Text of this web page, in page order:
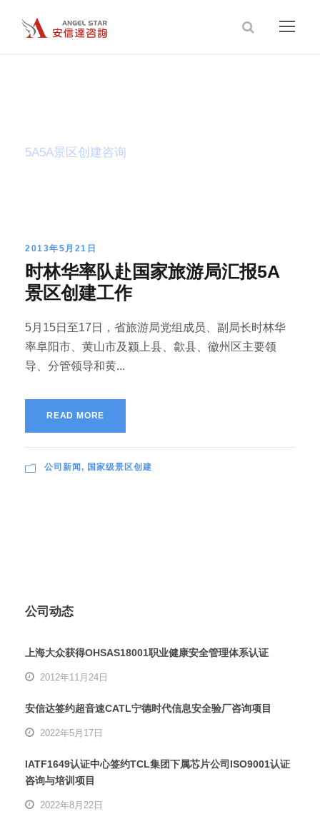
5A5A景区创建咨询
2013年5月21日
时林华率队赴国家旅游局汇报5A
景区创建工作
5月15日至17日，省旅游局党组成员、副局长时林华
率阜阳市、黄山市及颍上县、歙县、徽州区主要领
导、分管领导和黄...
READ MORE
公司新闻 , 国家级景区创建
公司动态
上海大众获得OHSAS18001职业健康安全管理体系认证
2012年11月24日
安信达签约超音速CATL宁德时代信息安全验厂咨询项目
2022年5月17日
IATF1649认证中心签约TCL集团下属芯片公司ISO9001认证
咨询与培训项目
2022年8月22日